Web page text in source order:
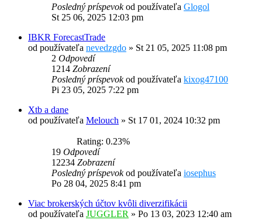
Posledný príspevokod používateľa Glogol
St 25 06, 2025 12:03 pm
IBKR ForecastTrade
od používateľa nevedzgdo » St 21 05, 2025 11:08 pm
2 Odpovedí
1214 Zobrazení
Posledný príspevokod používateľa kixog47100
Pi 23 05, 2025 7:22 pm
Xtb a dane
od používateľa Melouch » St 17 01, 2024 10:32 pm
Rating: 0.23%
19 Odpovedí
12234 Zobrazení
Posledný príspevokod používateľa iosephus
Po 28 04, 2025 8:41 pm
Viac brokerských účtov kvôli diverzifikácii
od používateľa JUGGLER » Po 13 03, 2023 12:40 am